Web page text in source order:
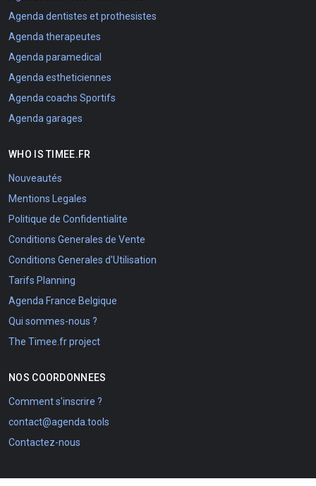
Agenda dentistes et prothesistes
Agenda therapeutes
Agenda paramedical
Agenda estheticiennes
Agenda coachs Sportifs
Agenda garages
WHO IS TIMEE.FR
Nouveautés
Mentions Legales
Politique de Confidentialite
Conditions Generales de Vente
Conditions Generales d'Utilisation
Tarifs Planning
Agenda France Belgique
Qui sommes-nous ?
The Timee.fr project
NOS COORDONNEES
Comment s'inscrire ?
contact@agenda.tools
Contactez-nous